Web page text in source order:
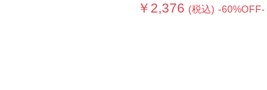
￥2,376 (税込) -60%OFF-